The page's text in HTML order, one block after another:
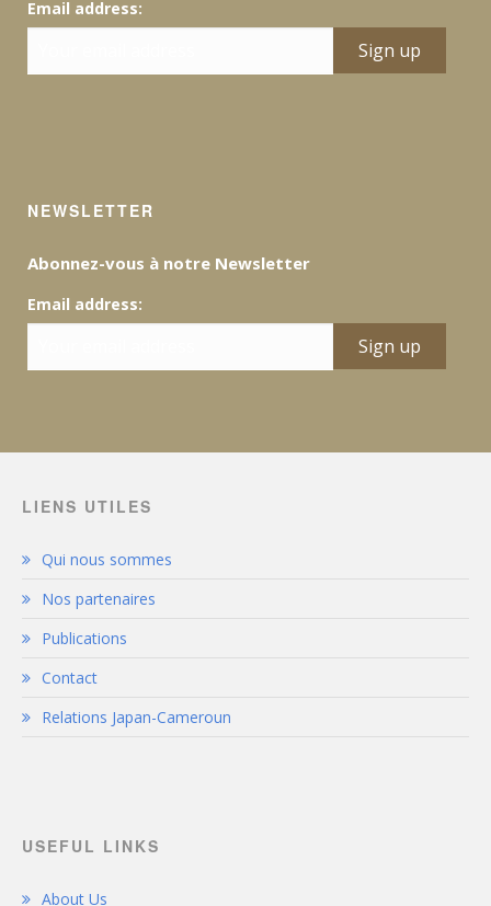
Email address:
NEWSLETTER
Abonnez-vous à notre Newsletter
Email address:
LIENS UTILES
Qui nous sommes
Nos partenaires
Publications
Contact
Relations Japan-Cameroun
USEFUL LINKS
About Us